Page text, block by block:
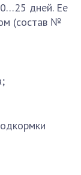
дней. Ее
(состав №